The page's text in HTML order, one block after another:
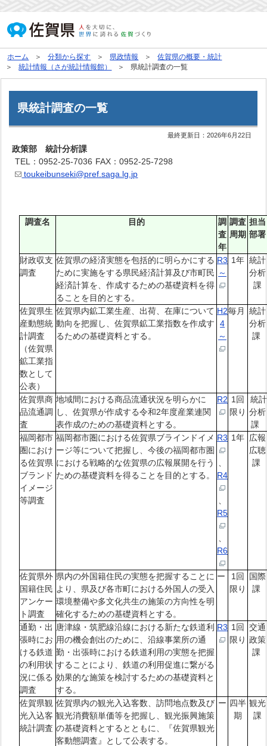
ホーム 分類から探す 県政情報
佐賀県の概要・統計
統計情報（さが統計情報館）
県統計調査の一覧
県統計調査の一覧
最終更新日：2026年6月22日
政策部 統計分析課
TEL：0952-25-7036 FAX：0952-25-7298
toukeibunseki@pref.saga.lg.jp
調査名 目的
調
査
年
調査
周期
担当
部署
財政収支
調査
佐賀県の経済実態を包括的に明らかにする
ために実施をする県民経済計算及び市町民
経済計算を、作成するための基礎資料を得
ることを目的とする。
R3
～
1年 統計
分析
課
佐賀県生
産動態統
計調査
（佐賀県
鉱工業指
数として
公表）
佐賀県内鉱工業生産、出荷、在庫について
動向を把握し、佐賀県鉱工業指数を作成す
るための基礎資料とする。
H2
4
～
毎月
統計
分析
課
佐賀県商
品流通調
査
地域間における商品流通状況を明らかに
し、佐賀県が作成する令和2年度産業連関
表作成のための基礎資料とする。
R2 1回
限り
統計
分析
課
福岡都市
圏におけ
る佐賀県
ブランド
イメージ
等調査
福岡都市圏における佐賀県ブラインドイメ
ージ等について把握し、今後の福岡都市圏
における戦略的な佐賀県の広報展開を行う
ための基礎資料を得ることを目的とする。
R3
R4
R5
R6
1年 広報
広聴
課
佐賀県外
国籍住民
アンケー
ト調査
県内の外国籍住民の実態を把握することに
より、県及び各市町における外国人の受入
環境整備や多文化共生の施策の方向性を明
確化するための基礎資料とする。
ー
1回
限り
国際
課
通勤・出
張時にお
ける鉄道
の利用状
況に係る
調査
唐津線・筑肥線沿線における新たな鉄道利
用の機会創出のために、沿線事業所の通
勤・出張時における鉄道利用の実態を把握
することにより、鉄道の利用促進に繋がる
効果的な施策を検討するための基礎資料と
する。
R3 1回
限り
交通
政策
課
佐賀県観
光入込客
統計調査
佐賀県内の観光入込客数、訪問地点数及び
観光消費額単価等を把握し、観光振興施策
の基礎資料とするとともに、『佐賀県観光
客動態調査』として公表する。
ー 四半
期
観光
課